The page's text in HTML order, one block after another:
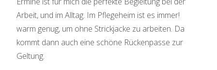
Arbeit, und im Alltag. Im Pflegeheim ist es immer!
warm genug, um ohne Strickjacke zu arbeiten. Da
kommt dann auch eine schöne Rückenpasse zur
Geltung.